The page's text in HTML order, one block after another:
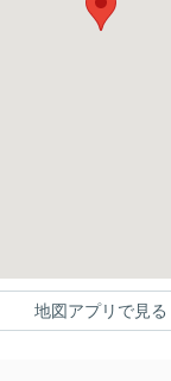
地図アプリで見る